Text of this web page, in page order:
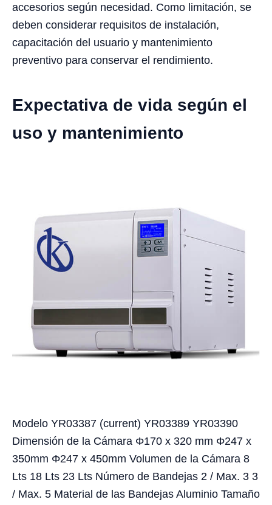
accesorios según necesidad. Como limitación, se
deben considerar requisitos de instalación,
capacitación del usuario y mantenimiento
preventivo para conservar el rendimiento.
Expectativa de vida según el
uso y mantenimiento
Modelo YR03387 (current) YR03389 YR03390
Dimensión de la Cámara Φ170 x 320 mm Φ247 x
350mm Φ247 x 450mm Volumen de la Cámara 8
Lts 18 Lts 23 Lts Número de Bandejas 2 / Max. 3 3
/ Max. 5 Material de las Bandejas Aluminio Tamaño